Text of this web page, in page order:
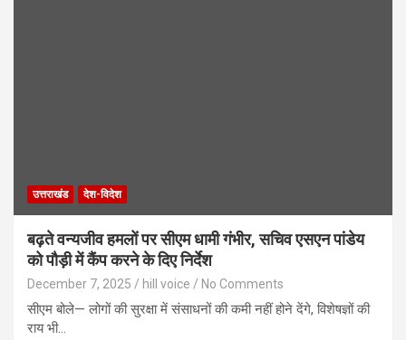
उत्तराखंड देश-विदेश
बढ़ते वन्यजीव हमलों पर सीएम धामी गंभीर, सचिव एसएन पांडेय
को पौड़ी में कैंप करने के दिए निर्देश
December 7, 2025 hill voice No Comments
सीएम बोले— लोगों की सुरक्षा में संसाधनों की कमी नहीं होने देंगे, विशेषज्ञों की
राय भी…